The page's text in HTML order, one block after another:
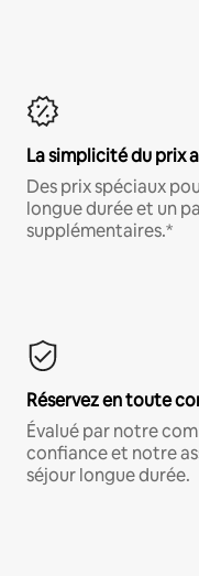
La simplicité du prix
Des prix spéciaux
longue durée et un
supplémentaires.*
Réservez en toute
Évalué par notre
confiance et notre
séjour longue durée.